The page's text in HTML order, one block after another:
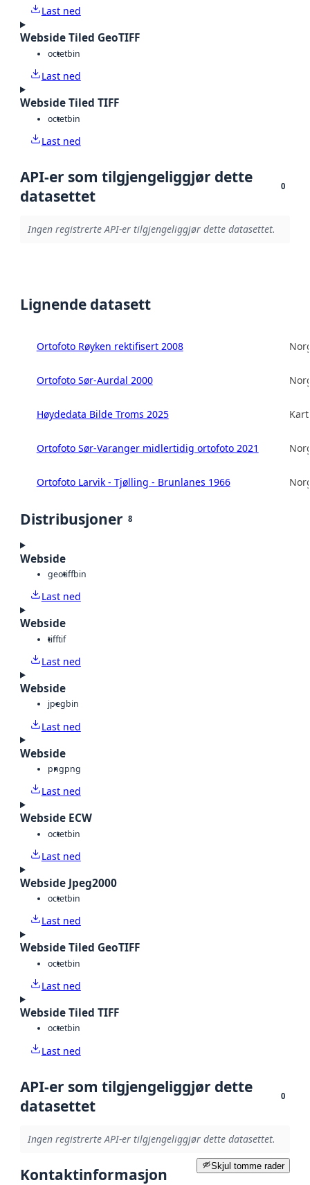
Last ned
Webside Tiled GeoTIFF
octetbin
Last ned
Webside Tiled TIFF
octetbin
Last ned
API-er som tilgjengeliggjør dette
datasettet
0
Ingen registrerte API-er tilgjengeliggjør dette datasettet.
Lignende datasett
Ortofoto Røyken rektifisert 2008
Ortofoto Sør-Aurdal 2000
Høydedata Bilde Troms 2025
Ortofoto Sør-Varanger midlertidig ortofoto 2021
Ortofoto Larvik - Tjølling - Brunlanes 1966
Distribusjoner 8
Webside
geotiffbin
Last ned
Webside
tifftif
Last ned
Webside
jpegbin
Last ned
Webside
pngpng
Last ned
Webside ECW
octetbin
Last ned
Webside Jpeg2000
octetbin
Last ned
Webside Tiled GeoTIFF
octetbin
Last ned
Webside Tiled TIFF
octetbin
Last ned
API-er som tilgjengeliggjør dette
datasettet
0
Ingen registrerte API-er tilgjengeliggjør dette datasettet.
Skjul tomme rader
Kontaktinformasjon